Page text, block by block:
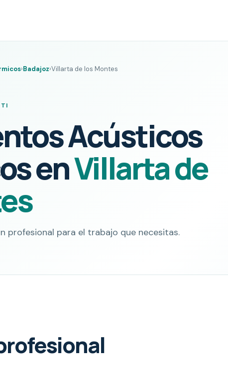
›Badajoz›Villarta de los Montes
Acústicos
enVillarta de
profesional para el trabajo que necesitas.